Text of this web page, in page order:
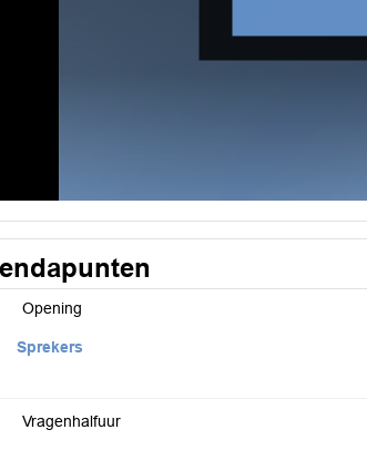
Opening
Sprekers
Vragenhalfuur